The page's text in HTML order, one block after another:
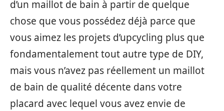
d’un maillot de bain à partir de quelque
chose que vous possédez déjà parce que
vous aimez les projets d’upcycling plus que
fondamentalement tout autre type de DIY,
mais vous n’avez pas réellement un maillot
de bain de qualité décente dans votre
placard avec lequel vous avez envie de